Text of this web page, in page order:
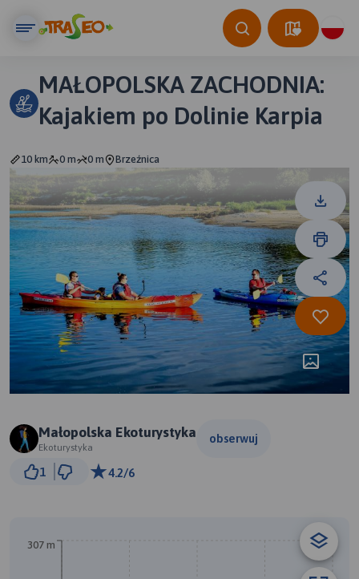
MAŁOPOLSKA ZACHODNIA:
Kajakiem po Dolinie Karpia
10 km 0 m 0 m Brzeźnica
Małopolska Ekoturystyka
Ekoturystyka
obserwuj
1 4.2/6
307 m